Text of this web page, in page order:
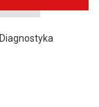
Diagnostyka